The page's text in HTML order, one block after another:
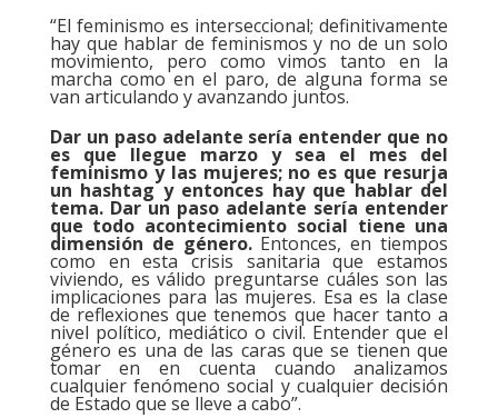
“El feminismo es interseccional; definitivamente
hay que hablar de feminismos y no de un solo
movimiento, pero como vimos tanto en la
marcha como en el paro, de alguna forma se
van articulando y avanzando juntos.
Dar un paso adelante sería entender que no
es que llegue marzo y sea el mes del
feminismo y las mujeres; no es que resurja
un hashtag y entonces hay que hablar del
tema. Dar un paso adelante sería entender
que todo acontecimiento social tiene una
dimensión de género.Entonces, en tiempos
como en esta crisis sanitaria que estamos
viviendo, es válido preguntarse cuáles son las
implicaciones para las mujeres. Esa es la clase
de reflexiones que tenemos que hacer tanto a
nivel político, mediático o civil. Entender que el
género es una de las caras que se tienen que
tomar en en cuenta cuando analizamos
cualquier fenómeno social y cualquier decisión
de Estado que se lleve a cabo”.